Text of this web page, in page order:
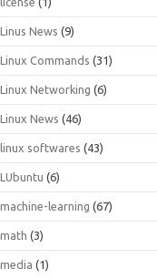
Linus News (9)
Linux Commands (31)
Linux Networking (6)
Linux News (46)
linux softwares (43)
LUbuntu (6)
machine-learning (67)
math (3)
media (1)